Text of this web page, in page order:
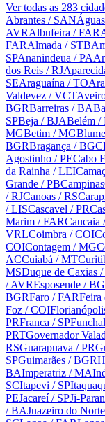
Ver todas as 283
Abrantes / SAN
AVRAlbufeira / FAR
FARAlmada / STB
SPAnanindeua / PA
dos Reis / RJ
SEAraguaína / TO
Valdevez / VCT
BGRBarreiras / BA
SPBeja / BJABelém /
MGBetim / MG
BGRBragança / BGC
Agostinho / PECabo
da Rainha / LEI
Grande / PBCampinas
/ RJCanoas / RS
/ LISCascavel / PR
Marim / FARCaucaia
VRLCoimbra / COI
COIContagem / MG
ACCuiabá / MT
MSDuque de Caxias /
/ AVREsposende /
BGRFaro / FARFeira
Foz / COI
PRFranca / SPFunchal
PRTGovernador
RSGuarapuava / PR
SPGuimarães / BGR
BAImperatriz / MA
SCItapevi / SP
PEJacareí/ SPJi-
/ BAJuazeiro do Norte